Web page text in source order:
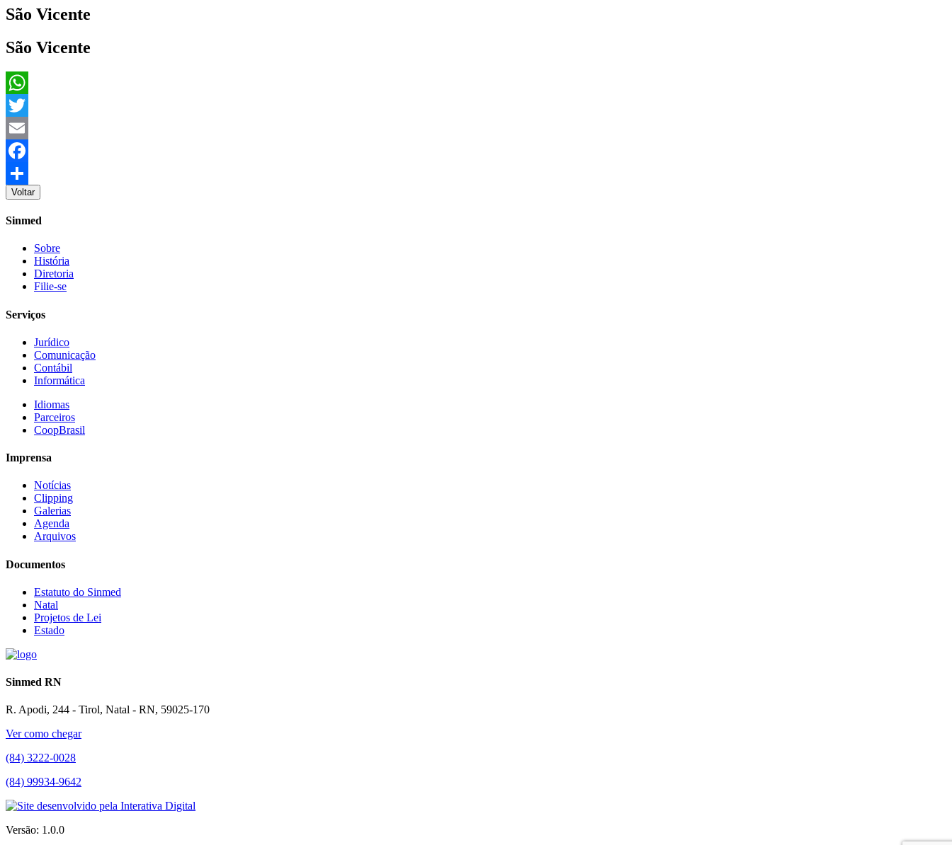
São Vicente
São Vicente
WhatsApp
Twitter
Email
Facebook
Share
Voltar
Sinmed
Sobre
História
Diretoria
Filie-se
Serviços
Jurídico
Comunicação
Contábil
Informática
Idiomas
Parceiros
CoopBrasil
Imprensa
Notícias
Clipping
Galerias
Agenda
Arquivos
Documentos
Estatuto do Sinmed
Natal
Projetos de Lei
Estado
Sinmed RN
R. Apodi, 244 - Tirol, Natal - RN, 59025-170
Ver como chegar
(84) 3222-0028
(84) 99934-9642
Versão: 1.0.0